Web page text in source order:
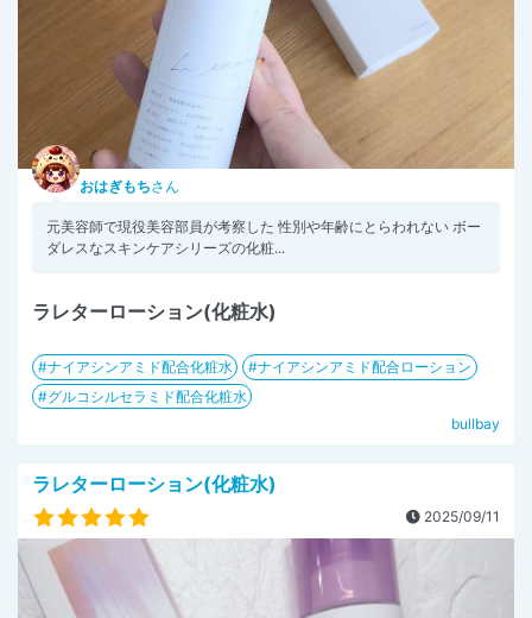
おはぎもちさん
元美容師で現役美容部員が考察した 性別や年齢にとらわれない ボー
ダレスなスキンケアシリーズの化粧...
ラレターローション(化粧水)
ナイアシンアミド配合化粧水
ナイアシンアミド配合ローション
グルコシルセラミド配合化粧水
bullbay
ラレターローション(化粧水)
2025/09/11